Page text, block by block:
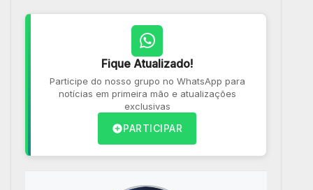
Fique Atualizado!
Participe do nosso grupo no WhatsApp para
notícias em primeira mão e atualizações
exclusivas
PARTICIPAR